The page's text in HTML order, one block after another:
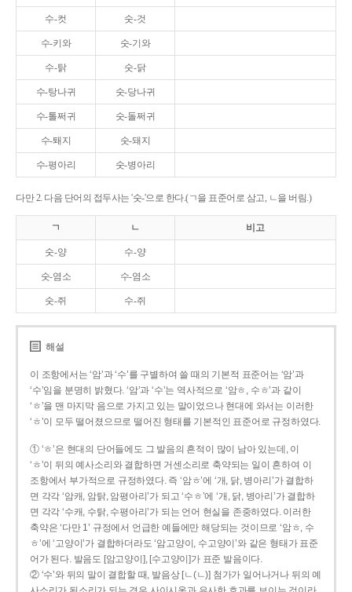
수-컷 숫-것
수-키와 숫-기와
수-탉 숫-닭
수-탕나귀 숫-당나귀
수-톨쩌귀 숫-돌쩌귀
수-퇘지 숫-돼지
수-평아리 숫-병아리
다만 2. 다음 단어의 접두사는 '숫-'으로 한다.(ㄱ을 표준어로 삼고, ㄴ을 버림.)
ㄱ ㄴ 비고
숫-양 수-양
숫-염소 수-염소
숫-쥐 수-쥐
해설
이 조항에서는 ‘암’과 ‘수’를 구별하여 쓸 때의 기본적 표준어는 ‘암’과
‘수’임을 분명히 밝혔다. ‘암’과 ‘수’는 역사적으로 ‘암ㅎ, 수ㅎ’과 같이
‘ㅎ’을 맨 마지막 음으로 가지고 있는 말이었으나 현대에 와서는 이러한
‘ㅎ’이 모두 떨어졌으므로 떨어진 형태를 기본적인 표준어로 규정하였다.
① ‘ㅎ’은 현대의 단어들에도 그 발음의 흔적이 많이 남아 있는데, 이
‘ㅎ’이 뒤의 예사소리와 결합하면 거센소리로 축약되는 일이 흔하여 이
조항에서 부가적으로 규정하였다. 즉 ‘암ㅎ’에 ‘개, 닭, 병아리’가 결합하
면 각각 ‘암캐, 암탉, 암평아리’가 되고 ‘수ㅎ’에 ‘개, 닭, 병아리’가 결합하
면 각각 ‘수캐, 수탉, 수평아리’가 되는 언어 현실을 존중하였다. 이러한
축약은 ‘다만 1’ 규정에서 언급한 예들에만 해당되는 것이므로 ‘암ㅎ, 수
ㅎ’에 ‘고양이’가 결합하더라도 ‘암고양이, 수고양이’와 같은 형태가 표준
어가 된다. 발음도 [암고양이], [수고양이]가 표준 발음이다.
② ‘수’와 뒤의 말이 결합할 때, 발음상 [ㄴ(ㄴ)] 첨가가 일어나거나 뒤의 예